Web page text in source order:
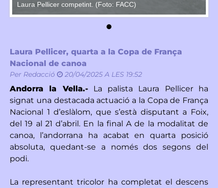
Laura Pellicer competint. (Foto: FACC)
Laura Pellicer, quarta a la Copa de França
Nacional de canoa
Per Redacció 20/04/2025 A LES 19:52
Andorra la Vella.-La palista Laura Pellicer ha
signat una destacada actuació a la Copa de França
Nacional 1 d’eslàlom, que s’està disputant a Foix,
del 19 al 21 d’abril. En la final A de la modalitat de
canoa, l’andorrana ha acabat en quarta posició
absoluta, quedant-se a només dos segons del
podi.
La representant tricolor ha completat el descens